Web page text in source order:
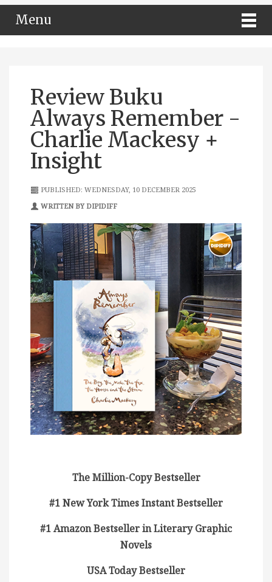
Menu
Review Buku
Always Remember -
Charlie Mackesy +
Insight
PUBLISHED: WEDNESDAY, 10 DECEMBER 2025
WRITTEN BY DIPIDIFF
The Million-Copy Bestseller
#1 New York Times Instant Bestseller
#1 Amazon Bestseller in Literary Graphic
Novels
USA Today Bestseller